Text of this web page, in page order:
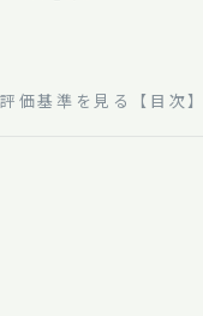
価基準を見る【目次